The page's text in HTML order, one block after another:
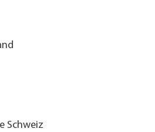
Schweiz